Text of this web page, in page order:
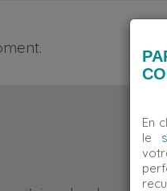
En
le